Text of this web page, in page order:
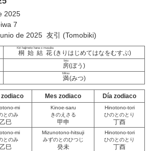
2025
7
de 2025 友引 (Tomobiki)
桐始結花
Kiri hajimete hana o musubu
(きりはじめてはなをむすぶ)
房
bou
(ぼう)
満
Mitsu
(みつ)
Mes zodiaco Día zodiaco
mi
とのみ
乙巳
Kinoe-saru
きのえさる
甲申
Hinotono-tori
ひのとのとり
丁酉
mi
とのみ
乙巳
Mizunotono-hitsuji
みずのとのひつじ
癸未
Hinotono-tori
ひのとのとり
丁酉